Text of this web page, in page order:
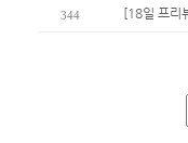
344 [18일 프리